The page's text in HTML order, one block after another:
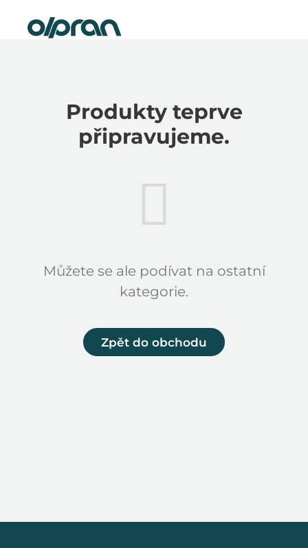
obsah
Produkty teprve
připravujeme.
Můžete se ale podívat na ostatní
kategorie.
Zpět do obchodu